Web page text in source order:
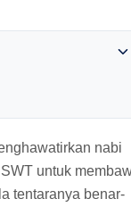
nabi
untuk
tentaranya benar-